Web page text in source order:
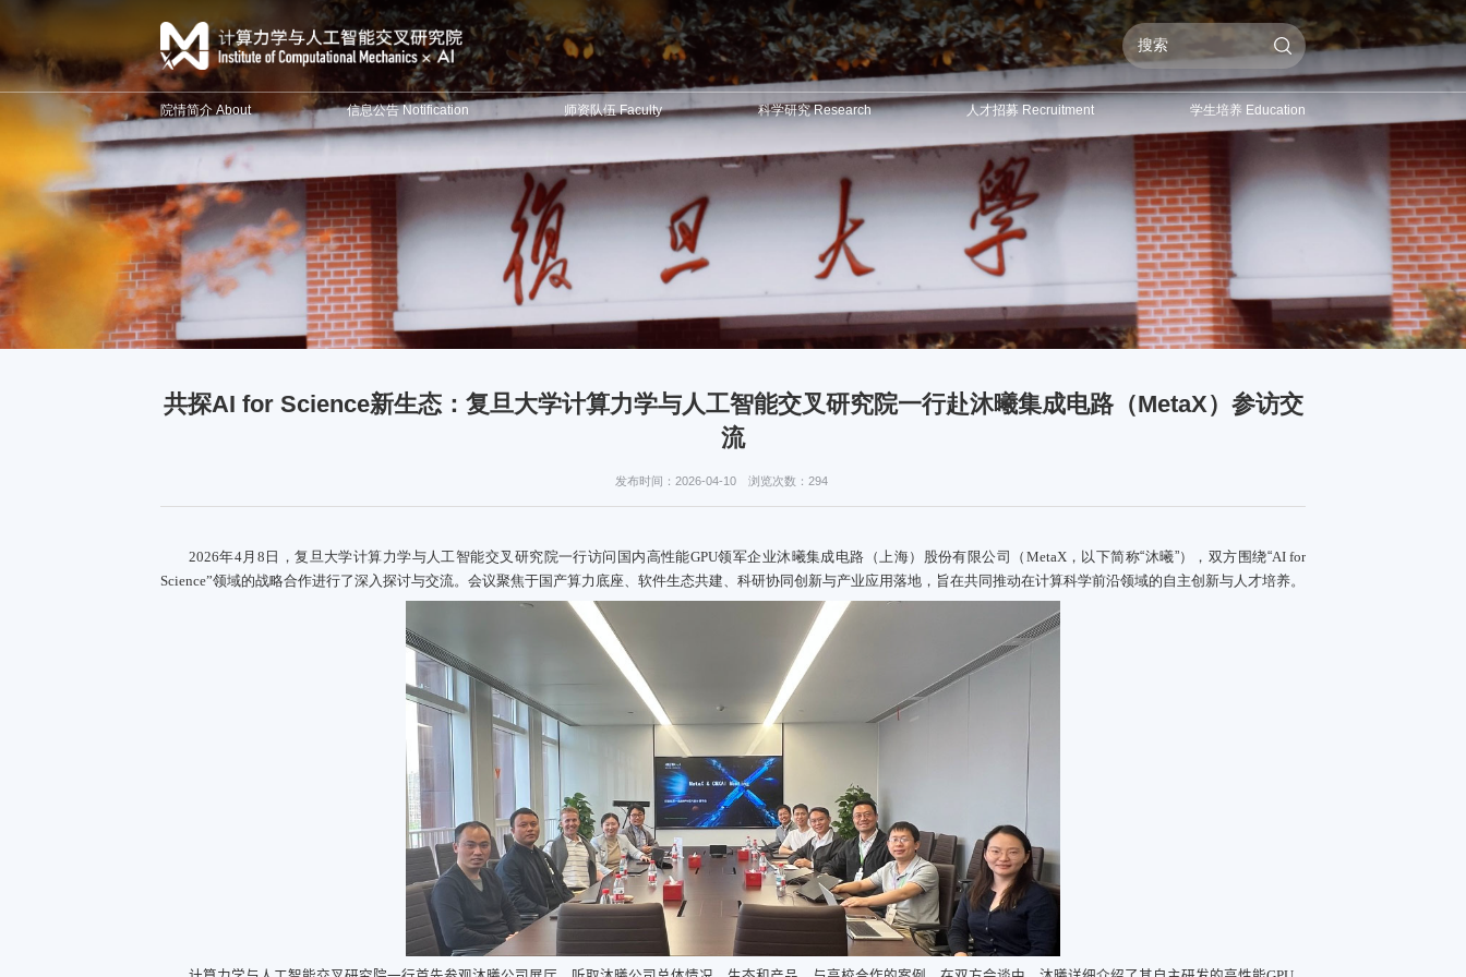
院情简介 About 信息公告 Notification 师资队伍 Faculty 科学研究 Research 人才招募 Recruitment 学生培养 Education
共探AI for Science新生态：复旦大学计算力学与人工智能交叉研究院一行赴沐曦集成电路（MetaX）参访交
流
发布时间：2026-04-10 浏览次数： 294
2026年4月 8 日，复旦大学计算力学与人工智能交叉研究院一行访问国内高性能GPU领军企业沐曦集成电路（上海）股份有限公司（ MetaX，以下简称“沐曦”），双方围绕“AI for
Science”领域的战略合作进行了深入探讨与交流。会议聚焦于国产算力底座、软件生态共建、科研协同创新与产业应用落地，旨在共同推动在计算科学前沿领域的自主创新与人才培养。